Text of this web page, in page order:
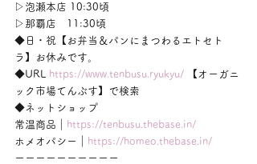
▷泡瀬本店 10:30頃
▷那覇店　11:30頃
◆日・祝【お弁当＆パンにまつわるエトセト
ラ】お休みです。
◆URL
https://www.tenbusu.ryukyu/ 【オーガニ
ック市場てんぶす】で検索
◆ネットショップ
常温商品｜
https://tenbusu.thebase.in/
ホメオパシー｜
https://homeo.thebase.in/
ーーーーーーーーーー